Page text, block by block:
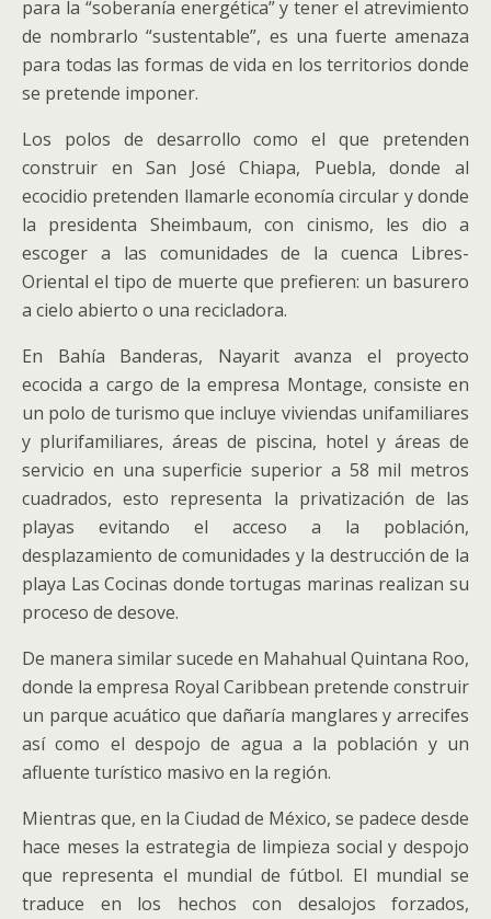
para la “soberanía energética” y tener el atrevimiento
de nombrarlo “sustentable”, es una fuerte amenaza
para todas las formas de vida en los territorios donde
se pretende imponer.
Los polos de desarrollo como el que pretenden
construir en San José Chiapa, Puebla, donde al
ecocidio pretenden llamarle economía circular y donde
la presidenta Sheimbaum, con cinismo, les dio a
escoger a las comunidades de la cuenca Libres-
Oriental el tipo de muerte que prefieren: un basurero
a cielo abierto o una recicladora.
En Bahía Banderas, Nayarit avanza el proyecto
ecocida a cargo de la empresa Montage, consiste en
un polo de turismo que incluye viviendas unifamiliares
y plurifamiliares, áreas de piscina, hotel y áreas de
servicio en una superficie superior a 58 mil metros
cuadrados, esto representa la privatización de las
playas evitando el acceso a la población,
desplazamiento de comunidades y la destrucción de la
playa Las Cocinas donde tortugas marinas realizan su
proceso de desove.
De manera similar sucede en Mahahual Quintana Roo,
donde la empresa Royal Caribbean pretende construir
un parque acuático que dañaría manglares y arrecifes
así como el despojo de agua a la población y un
afluente turístico masivo en la región.
Mientras que, en la Ciudad de México, se padece desde
hace meses la estrategia de limpieza social y despojo
que representa el mundial de fútbol. El mundial se
traduce en los hechos con desalojos forzados,